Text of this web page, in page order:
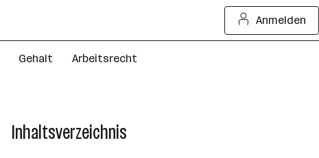
Anmelden
Gehalt Arbeitsrecht
Inhaltsverzeichnis